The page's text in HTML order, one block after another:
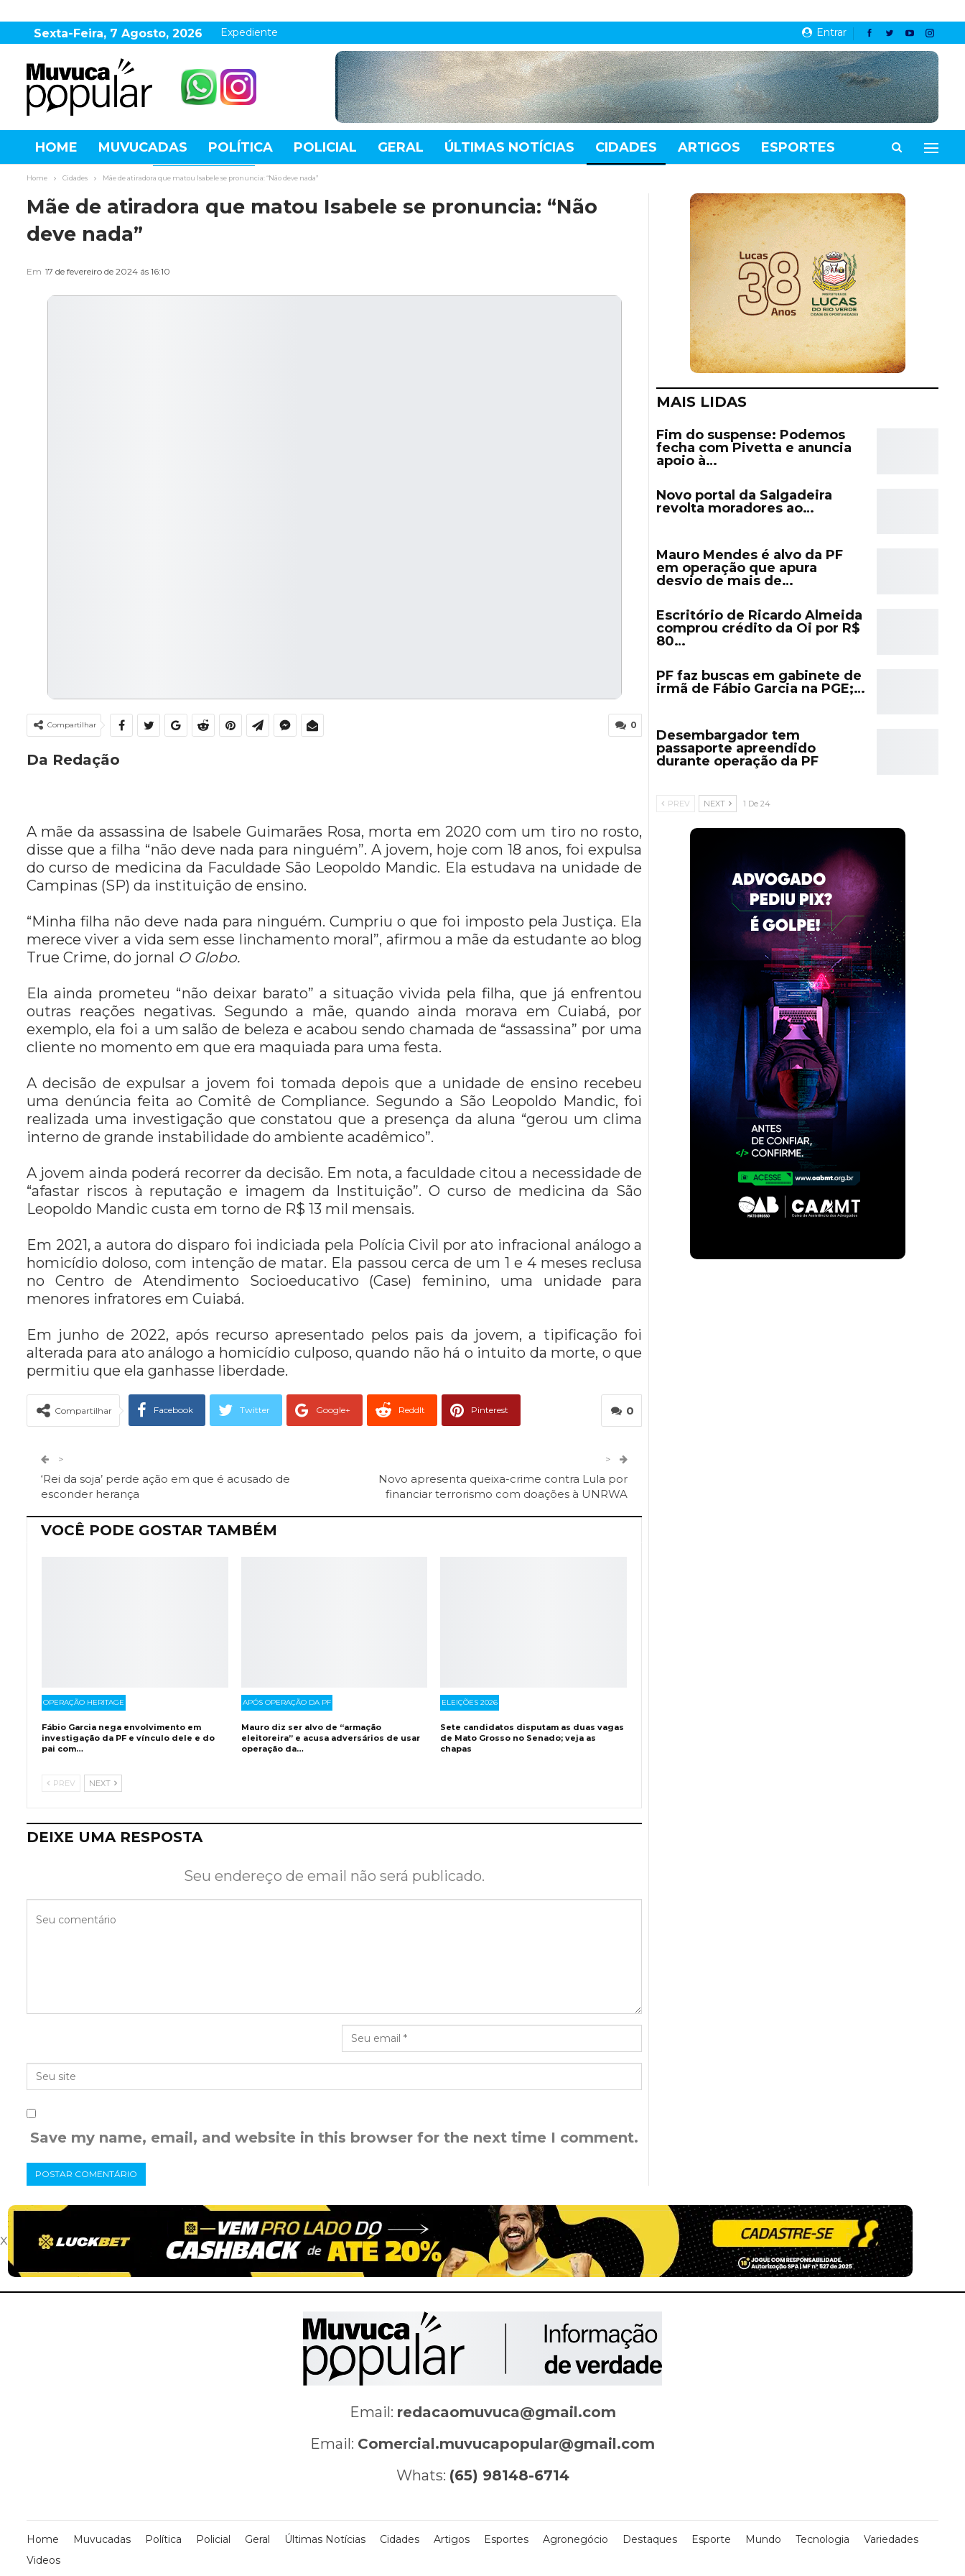
Entrar
Sexta-Feira, 7 Agosto, 2026 Expediente
HOME MUVUCADAS POLÍTICA POLICIAL GERAL ÚLTIMAS NOTÍCIAS CIDADES ARTIGOS ESPORTES
AGRONEGÓCIO DESTAQUES ESPORTE
Home Cidades Mãe de atiradora que matou Isabele se pronuncia: “Não deve nada”
Mãe de atiradora que matou Isabele se pronuncia: “Não
deve nada”
Em 17 de fevereiro de 2024 ás 16:10
0
Compartilhar
Da Redação
A mãe da assassina de Isabele Guimarães Rosa, morta em 2020 com um tiro no rosto,
disse que a filha “não deve nada para ninguém”. A jovem, hoje com 18 anos, foi expulsa
do curso de medicina da Faculdade São Leopoldo Mandic. Ela estudava na unidade de
Campinas (SP) da instituição de ensino.
“Minha filha não deve nada para ninguém. Cumpriu o que foi imposto pela Justiça. Ela
merece viver a vida sem esse linchamento moral”, afirmou a mãe da estudante ao blog
True Crime, do jornal O Globo.
Ela ainda prometeu “não deixar barato” a situação vivida pela filha, que já enfrentou
outras reações negativas. Segundo a mãe, quando ainda morava em Cuiabá, por
exemplo, ela foi a um salão de beleza e acabou sendo chamada de “assassina” por uma
cliente no momento em que era maquiada para uma festa.
A decisão de expulsar a jovem foi tomada depois que a unidade de ensino recebeu
uma denúncia feita ao Comitê de Compliance. Segundo a São Leopoldo Mandic, foi
realizada uma investigação que constatou que a presença da aluna “gerou um clima
interno de grande instabilidade do ambiente acadêmico”.
A jovem ainda poderá recorrer da decisão. Em nota, a faculdade citou a necessidade de
“afastar riscos à reputação e imagem da Instituição”. O curso de medicina da São
Leopoldo Mandic custa em torno de R$ 13 mil mensais.
Em 2021, a autora do disparo foi indiciada pela Polícia Civil por ato infracional análogo a
homicídio doloso, com intenção de matar. Ela passou cerca de um 1 e 4 meses reclusa
no Centro de Atendimento Socioeducativo (Case) feminino, uma unidade para
menores infratores em Cuiabá.
Em junho de 2022, após recurso apresentado pelos pais da jovem, a tipificação foi
alterada para ato análogo a homicídio culposo, quando não há o intuito da morte, o que
permitiu que ela ganhasse liberdade.
0
Compartilhar Facebook Twitter Google+ ReddIt Pinterest
>
‘Rei da soja’ perde ação em que é acusado de
esconder herança
>
Novo apresenta queixa-crime contra Lula por
financiar terrorismo com doações à UNRWA
VOCÊ PODE GOSTAR TAMBÉM
OPERAÇÃO HERITAGE
Fábio Garcia nega envolvimento em
investigação da PF e vínculo dele e do
pai com…
APÓS OPERAÇÃO DA PF
Mauro diz ser alvo de “armação
eleitoreira” e acusa adversários de usar
operação da…
ELEIÇÕES 2026
Sete candidatos disputam as duas vagas
de Mato Grosso no Senado; veja as
chapas
PREV NEXT
DEIXE UMA RESPOSTA
Seu endereço de email não será publicado.
Save my name, email, and website in this browser for the next time I comment.
MAIS LIDAS
Fim do suspense: Podemos
fecha com Pivetta e anuncia
apoio à…
Novo portal da Salgadeira
revolta moradores ao…
Mauro Mendes é alvo da PF
em operação que apura
desvio de mais de…
Escritório de Ricardo Almeida
comprou crédito da Oi por R$
80…
PF faz buscas em gabinete de
irmã de Fábio Garcia na PGE;…
Desembargador tem
passaporte apreendido
durante operação da PF
PREV NEXT 1 De 24
x
Email: redacaomuvuca@gmail.com
Email: Comercial.muvucapopular@gmail.com
Whats: (65) 98148-6714
Home Muvucadas Política Policial Geral Últimas Notícias Cidades Artigos Esportes Agronegócio Destaques Esporte Mundo Tecnologia
Variedades
Videos